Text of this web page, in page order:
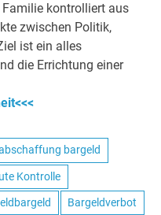
Familie kontrolliert aus
zwischen Politik,
ist ein alles
die Errichtung einer
bargeld
Kontrolle
Bargeldverbot